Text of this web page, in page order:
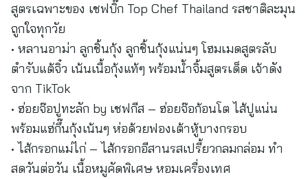
สูตรเฉพาะของ เชฟบิ๊ก Top Chef Thailand รสชาติละมุน
ถูกใจทุกวัย
• หลานอาม่า ลูกชิ้นกุ้ง ลูกชิ้นกุ้งแน่นๆ โฮมเมดสูตรลับ
ตำรับแต้จิ๋ว เน้นเนื้อกุ้งแท้ๆ พร้อมน้ำจิ้มสูตรเด็ด เจ้าดัง
จาก TikTok
• ฮ่อยจ๊อปูทะลัก by เชฟกีส – ฮ่อยจ๊อก้อนโต ไส้ปูแน่น
พร้อมแฮ่กึ๊นกุ้งเน้นๆ ห่อด้วยฟองเต้าหู้บางกรอบ
• ไส้กรอกแม่ไก่ – ไส้กรอกอีสานรสเปรี้ยวกลมกล่อม ทำ
สดวันต่อวัน เนื้อหมูคัดพิเศษ หอมเครื่องเทศ